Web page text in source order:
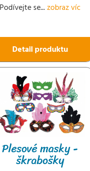
Podívejte se... zobraz víc
Detail produktu
Plesové masky -
škrabošky